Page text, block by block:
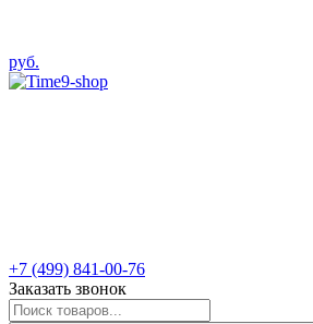
руб.
+7 (499) 841-00-76
Заказать звонок